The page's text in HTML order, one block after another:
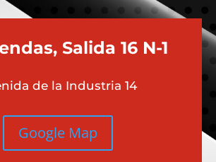
Salida 16 N-1
de la Industria 14
Google Map